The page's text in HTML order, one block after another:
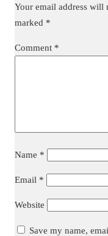
Your email address will
marked *
Comment *
Name *
Email *
Website
Save my name,